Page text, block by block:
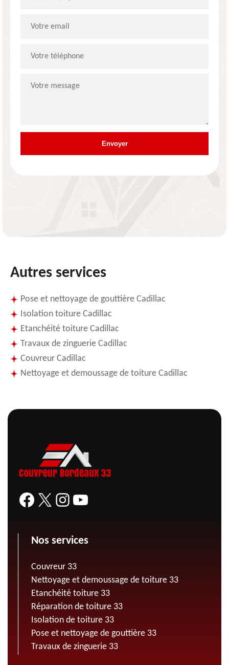
Autres services
Pose et nettoyage de gouttière Cadillac
Isolation toiture Cadillac
Etanchéité toiture Cadillac
Travaux de zinguerie Cadillac
Couvreur Cadillac
Nettoyage et demoussage de toiture Cadillac
Nos services
Couvreur 33
Nettoyage et demoussage de toiture 33
Etanchéité toiture 33
Réparation de toiture 33
Isolation de toiture 33
Pose et nettoyage de gouttière 33
Travaux de zinguerie 33